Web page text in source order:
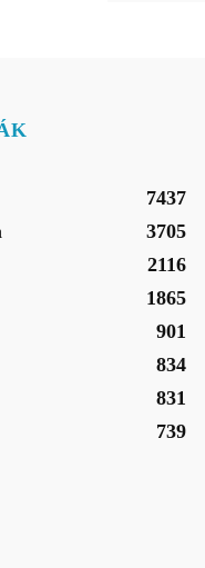
7437
3705
2116
1865
901
834
831
739